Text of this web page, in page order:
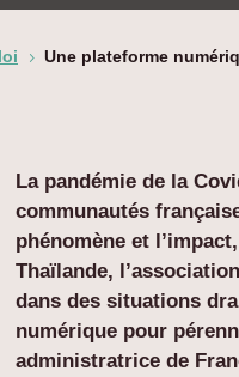
5 Une plateforme
La pandémie de la
communautés
phénomène et
Thaïlande,
dans des situations
numérique pour
administratrice de